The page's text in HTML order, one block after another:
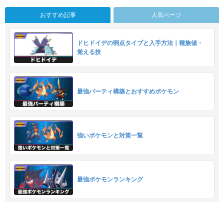
おすすめ記事 人気ページ
ドヒドイデの弱点タイプと入手方法｜種族値・
覚える技
最強パーティ構築とおすすめポケモン
強いポケモンと対策一覧
最強ポケモンランキング